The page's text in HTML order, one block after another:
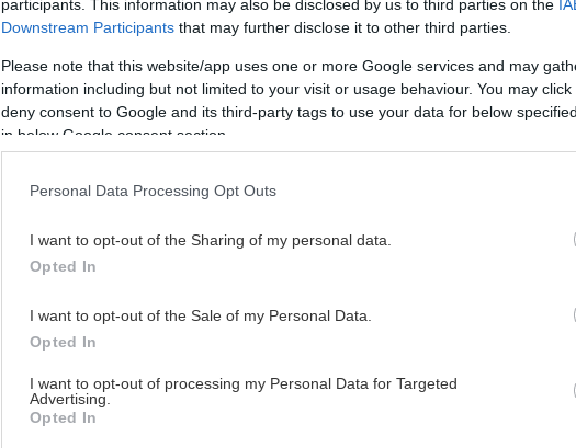
participants. This information may also be disclosed by us to third parties on the
Downstream Participants that may further disclose it to other third parties.
Please note that this website/app uses one or more Google services and may
information including but not limited to your visit or usage behaviour. You may
deny consent to Google and its third-party tags to use your data for below
in below Google consent section.
Personal Data Processing Opt Outs
I want to opt-out of the Sharing of my personal data.
Opted In
I want to opt-out of the Sale of my Personal Data.
Opted In
I want to opt-out of processing my Personal Data for Targeted
Advertising.
Opted In